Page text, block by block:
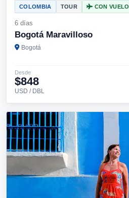
COLOMBIA TOUR CON VUELO
6 días
Bogotá Maravilloso
Bogotá
Desde
$848
USD / DBL